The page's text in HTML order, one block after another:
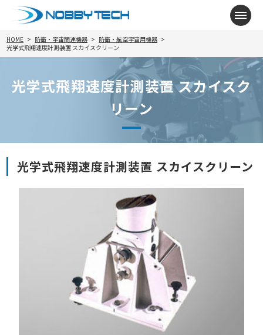
メニ
HOME 防衛・宇宙関連機器
防衛・航空宇宙用機器
光学式飛翔速度計測装置 スカイスクリーン
光学式飛翔速度計測装置 スカイスク
リーン
光学式飛翔速度計測装置 スカイスクリーン